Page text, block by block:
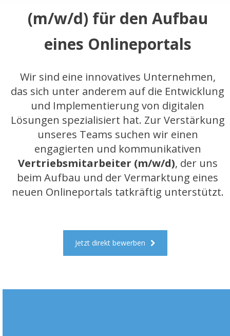
(m/w/d) für den Aufbau
eines Onlineportals
Wir sind eine innovatives Unternehmen,
das sich unter anderem auf die Entwicklung
und Implementierung von digitalen
Lösungen spezialisiert hat. Zur Verstärkung
unseres Teams suchen wir einen
engagierten und kommunikativen
Vertriebsmitarbeiter (m/w/d), der uns
beim Aufbau und der Vermarktung eines
neuen Onlineportals tatkräftig unterstützt.
Jetzt direkt bewerben